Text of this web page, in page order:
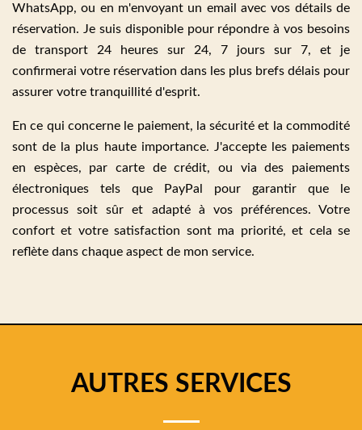
WhatsApp, ou en m'envoyant un email avec vos détails de
réservation. Je suis disponible pour répondre à vos besoins
de transport 24 heures sur 24, 7 jours sur 7, et je
confirmerai votre réservation dans les plus brefs délais pour
assurer votre tranquillité d'esprit.
En ce qui concerne le paiement, la sécurité et la commodité
sont de la plus haute importance. J'accepte les paiements
en espèces, par carte de crédit, ou via des paiements
électroniques tels que PayPal pour garantir que le
processus soit sûr et adapté à vos préférences. Votre
confort et votre satisfaction sont ma priorité, et cela se
reflète dans chaque aspect de mon service.
AUTRES SERVICES